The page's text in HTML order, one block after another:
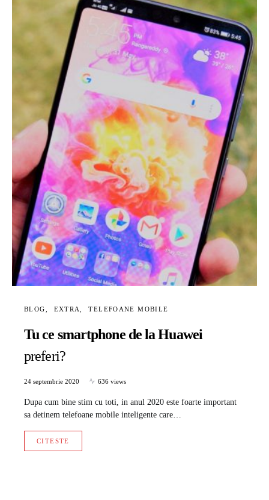
BLOG EXTRA TELEFOANE MOBILE
Tu ce smartphone de la Huawei
preferi?
24 septembrie 2020 636 views
Dupa cum bine stim cu toti, in anul 2020 este foarte important
sa detinem telefoane mobile inteligente care…
CITESTE